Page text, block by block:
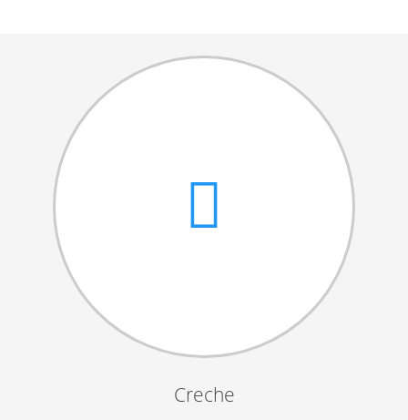
Dia da Amizade
Dia da Mulher
Dia do Pai
Dia da Mãe
Dia Mundial da Criança
Marchas Populares
Creche